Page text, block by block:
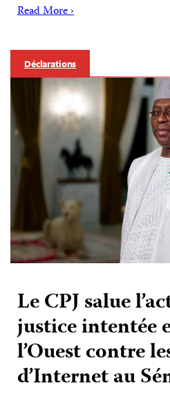
Read More ›
Déclarations
Le CPJ salue
justice intentée
l’Ouest contre
d’Internet au